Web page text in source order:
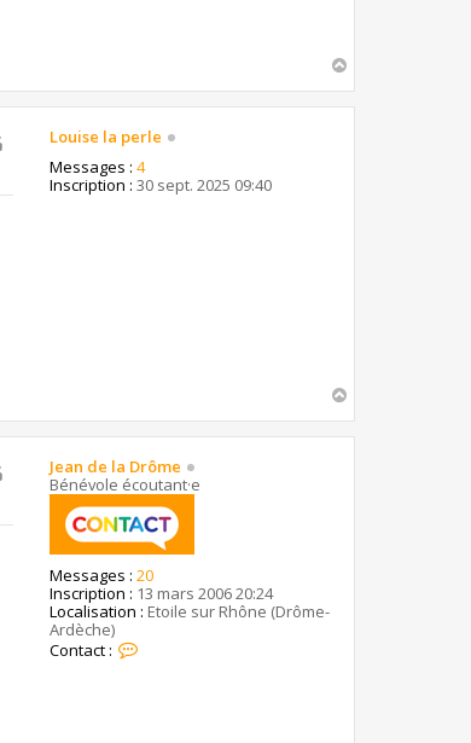
u
Louise la perle
Messages : 4
Inscription : 30 sept. 2025 09:40
u
Jean de la Drôme
Bénévole écoutant·e
Messages : 20
Inscription : 13 mars 2006 20:24
Localisation : Etoile sur Rhône (Drôme-
Ardèche)
Contact :